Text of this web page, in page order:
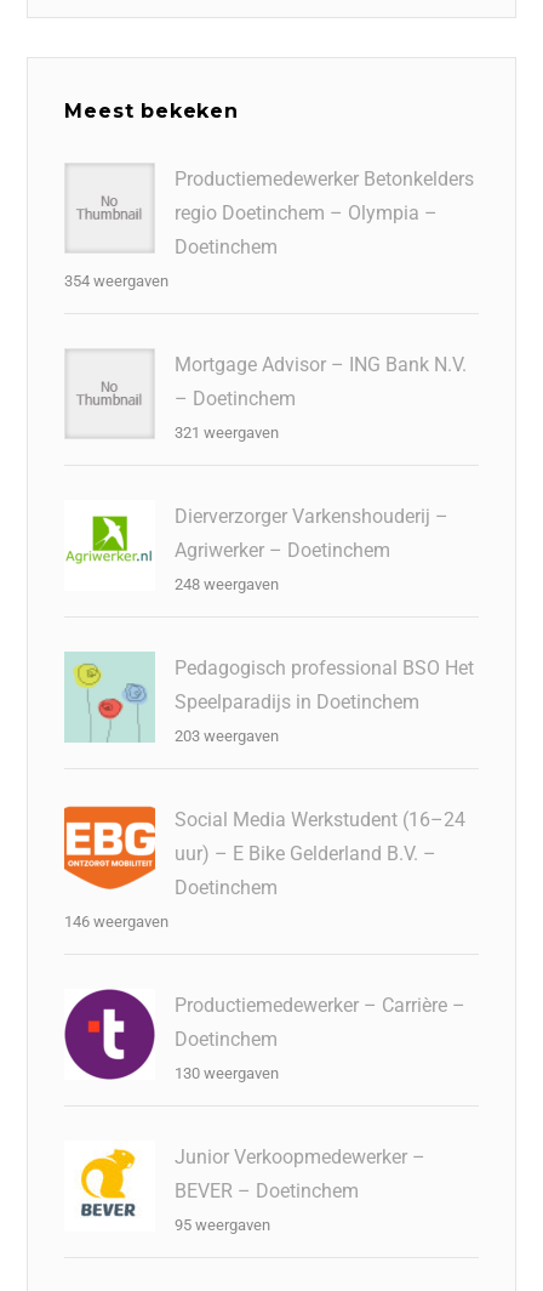
Meest bekeken
Productiemedewerker Betonkelders
regio Doetinchem – Olympia –
Doetinchem
354 weergaven
Mortgage Advisor – ING Bank N.V.
– Doetinchem
321 weergaven
Dierverzorger Varkenshouderij –
Agriwerker – Doetinchem
248 weergaven
Pedagogisch professional BSO Het
Speelparadijs in Doetinchem
203 weergaven
Social Media Werkstudent (16–24
uur) – E Bike Gelderland B.V. –
Doetinchem
146 weergaven
Productiemedewerker – Carrière –
Doetinchem
130 weergaven
Junior Verkoopmedewerker –
BEVER – Doetinchem
95 weergaven